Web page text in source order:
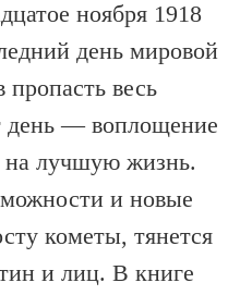
ноября 1918
день мировой
весь
день — воплощение
на лучшую жизнь.
и новые
кометы, тянется
и лиц. В книге